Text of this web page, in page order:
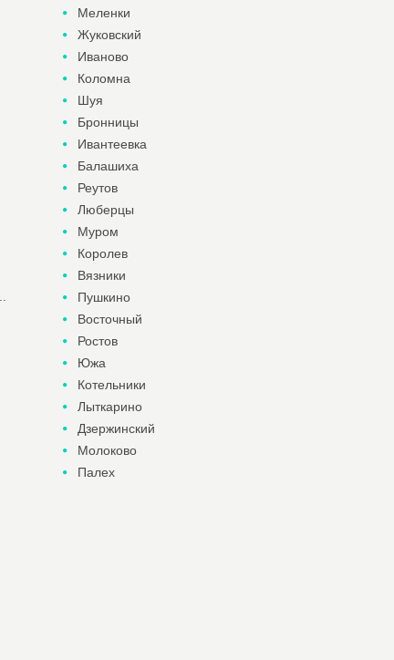
Меленки
Жуковский
Иваново
Коломна
Шуя
Бронницы
Ивантеевка
Балашиха
Реутов
Люберцы
Муром
Королев
Вязники
Пушкино
Восточный
Ростов
Южа
Котельники
Лыткарино
Дзержинский
Молоково
Палех